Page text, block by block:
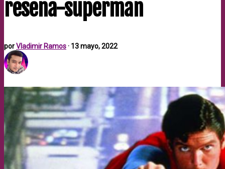
resena-superman
porVladimir Ramos· 13 mayo, 2022